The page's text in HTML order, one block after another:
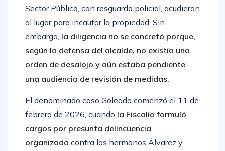
Sector Público, con resguardo policial, acudieron
al lugar para incautar la propiedad. Sin
embargo, la diligencia no se concretó porque,
según la defensa del alcalde, no existía una
orden de desalojo y aún estaba pendiente
una audiencia de revisión de medidas.
El denominado caso Goleada comenzó el 11 de
febrero de 2026, cuando la Fiscalía formuló
cargos por presunta delincuencia
organizada contra los hermanos Álvarez y